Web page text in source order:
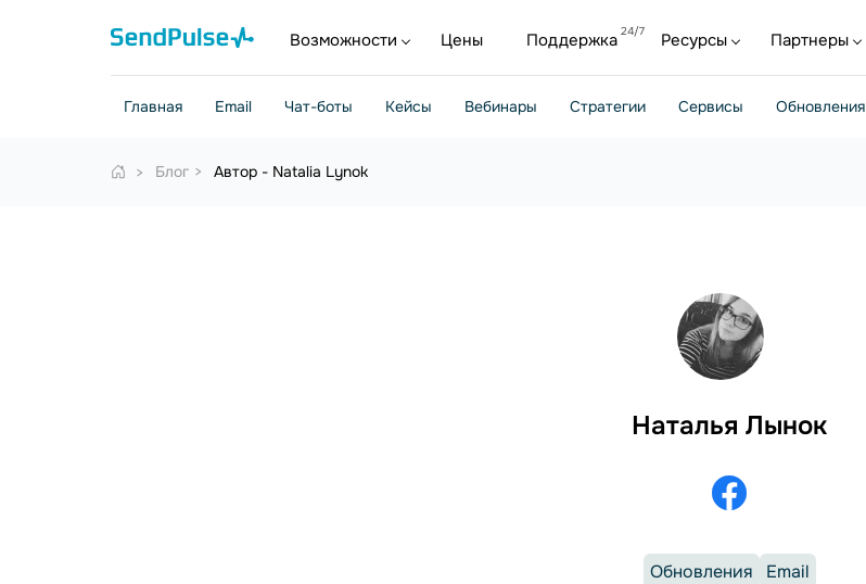
Возможности Цены Поддержка Ресурсы Партнеры
Главная Email Чат-боты Кейсы Вебинары Стратегии Сервисы Обновления
Блог Автор - Natalia Lynok
Наталья Лынок
Обновления Email